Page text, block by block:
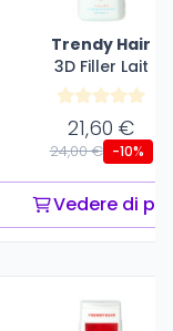
Trendy Hair
3D Filler Lait
21,60 €
24,00 € -10%
Vedere di più